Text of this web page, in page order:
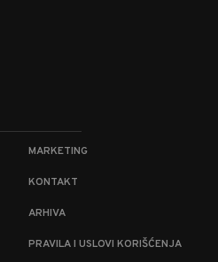
MARKETING
KONTAKT
ARHIVA
PRAVILA I USLOVI KORIŠĆENJA